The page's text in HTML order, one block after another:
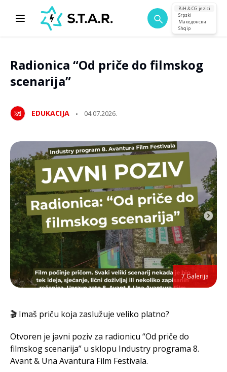
BiH & CG jezici
Srpski
Македонски
Shqip
Radionica “Od priče do filmskog
scenarija”
EDUKACIJA 04.07.2026.
7 Galerija
🎬 Imaš priču koja zaslužuje veliko platno?
Otvoren je javni poziv za radionicu “Od priče do
filmskog scenarija” u sklopu Industry programa 8.
Avant & Una Avantura Film Festivala.